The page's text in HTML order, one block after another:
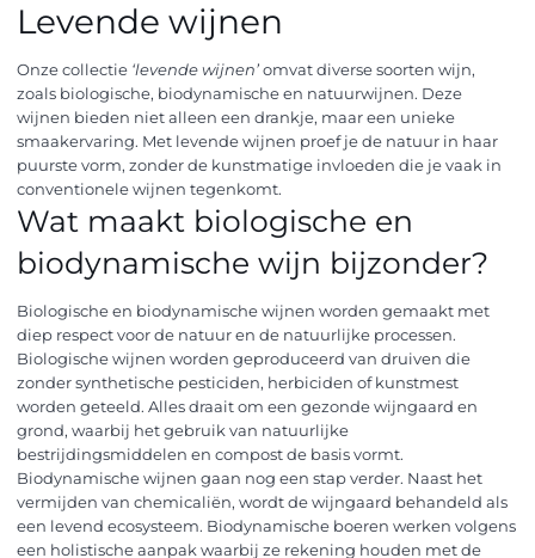
Levende wijnen
Onze collectie ‘levende wijnen’omvat diverse soorten wijn,
zoals biologische, biodynamische en natuurwijnen. Deze
wijnen bieden niet alleen een drankje, maar een unieke
smaakervaring. Met levende wijnen proef je de natuur in haar
puurste vorm, zonder de kunstmatige invloeden die je vaak in
conventionele wijnen tegenkomt.
Wat maakt biologische en
biodynamische wijn bijzonder?
Biologische en biodynamische wijnen worden gemaakt met
diep respect voor de natuur en de natuurlijke processen.
Biologische wijnen worden geproduceerd van druiven die
zonder synthetische pesticiden, herbiciden of kunstmest
worden geteeld. Alles draait om een gezonde wijngaard en
grond, waarbij het gebruik van natuurlijke
bestrijdingsmiddelen en compost de basis vormt.
Biodynamische wijnen gaan nog een stap verder. Naast het
vermijden van chemicaliën, wordt de wijngaard behandeld als
een levend ecosysteem. Biodynamische boeren werken volgens
een holistische aanpak waarbij ze rekening houden met de